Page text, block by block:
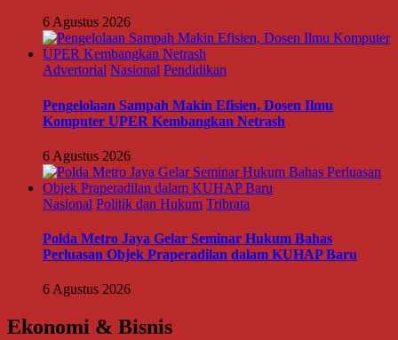
6 Agustus 2026
Advertorial Nasional Pendidikan
Pengelolaan Sampah Makin Efisien, Dosen Ilmu
Komputer UPER Kembangkan Netrash
6 Agustus 2026
Nasional Politik dan Hukum Tribrata
Polda Metro Jaya Gelar Seminar Hukum Bahas
Perluasan Objek Praperadilan dalam KUHAP Baru
6 Agustus 2026
Ekonomi & Bisnis